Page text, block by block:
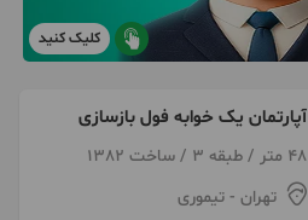
کلیک کنید
آپارتمان یک خوابه فول بازسازی
48 متر / طبقه 3 / ساخت 1382
تهران - تیموری